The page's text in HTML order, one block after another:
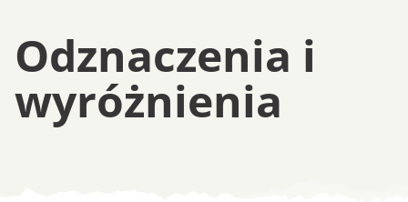
Odznaczenia i
wyróżnienia